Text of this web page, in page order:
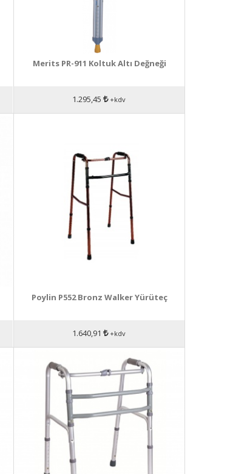
Merits PR-911 Koltuk Altı Değneği
1.295,45 +kdv
Poylin P552 Bronz Walker Yürüteç
1.640,91 +kdv